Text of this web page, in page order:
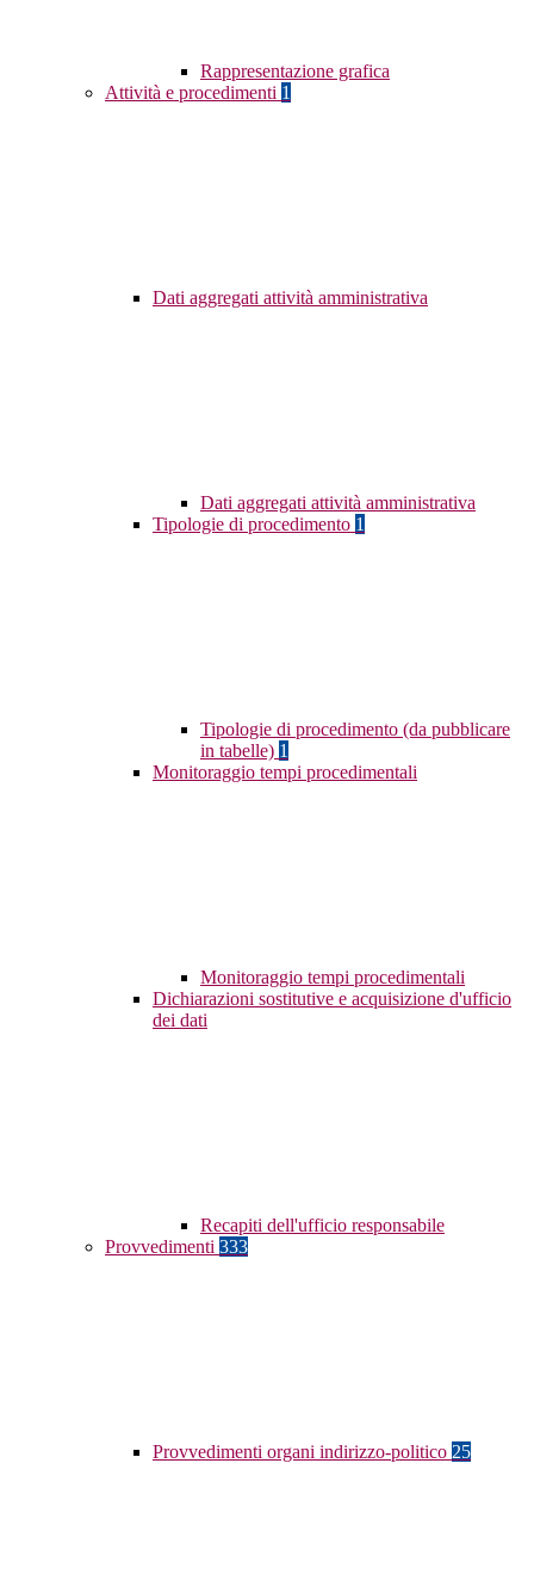
Rappresentazione grafica
Attività e procedimenti 1
Dati aggregati attività amministrativa
Dati aggregati attività amministrativa
Tipologie di procedimento 1
Tipologie di procedimento (da pubblicare
in tabelle) 1
Monitoraggio tempi procedimentali
Monitoraggio tempi procedimentali
Dichiarazioni sostitutive e acquisizione d'ufficio
dei dati
Recapiti dell'ufficio responsabile
Provvedimenti 333
Provvedimenti organi indirizzo-politico 25